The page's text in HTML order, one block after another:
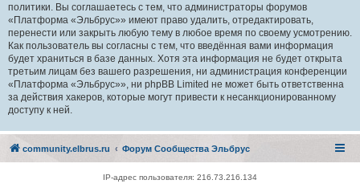
политики. Вы соглашаетесь с тем, что администраторы форумов
«Платформа «Эльбрус»» имеют право удалить, отредактировать,
перенести или закрыть любую тему в любое время по своему усмотрению.
Как пользователь вы согласны с тем, что введённая вами информация
будет храниться в базе данных. Хотя эта информация не будет открыта
третьим лицам без вашего разрешения, ни администрация конференции
«Платформа «Эльбрус»», ни phpBB Limited не может быть ответственна
за действия хакеров, которые могут привести к несанкционированному
доступу к ней.
community.elbrus.ru Форум Сообщества Эльбрус
IP-адрес пользователя: 216.73.216.134